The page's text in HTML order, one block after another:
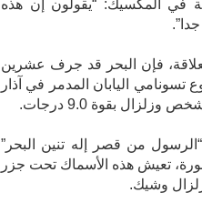
في المكسيك: “يقولون إن هذه
فإن البحر قد جرف عشرين
اليابان المدمر في آذار
من قصر إله تنين البحر”
تعيش هذه الأسماك تحت جزر
وشيك.